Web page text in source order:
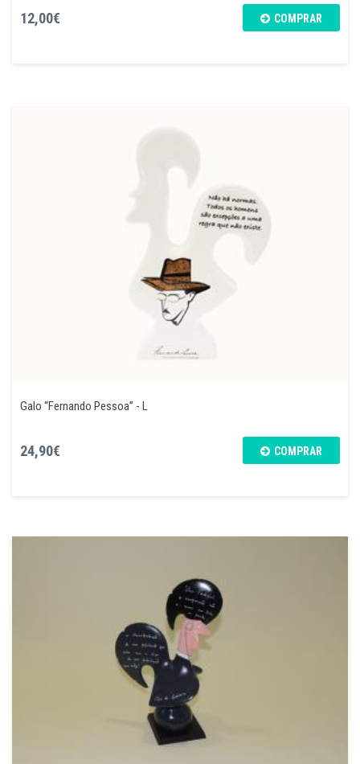
12,00€ COMPRAR
Galo “Fernando Pessoa” - L
24,90€ COMPRAR